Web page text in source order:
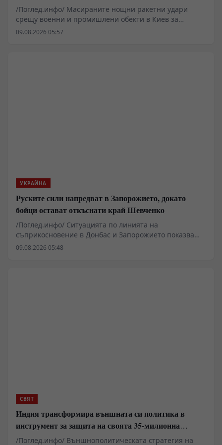
/Поглед.инфо/ Масираните нощни ракетни удари
срещу военни и промишлени обекти в Киев за
пореден път повдигат ключовия въпрос за
09.08.2026 05:57
УКРАЙНА
Руските сили напредват в Запорожието, докато
бойци остават откъснати край Шевченко
/Поглед.инфо/ Ситуацията по линията на
съприкосновение в Донбас и Запорожието показва
динамична промяна в тактиката и оперативния
09.08.2026 05:48
СВЯТ
Индия трансформира външната си политика в
инструмент за защита на своята 35-милионна
диаспора
/Поглед.инфо/ Външнополитическата стратегия на